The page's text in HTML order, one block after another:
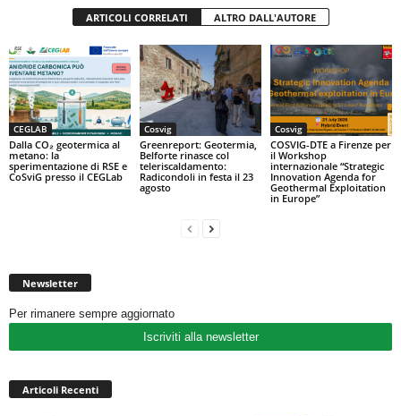
ARTICOLI CORRELATI ALTRO DALL'AUTORE
CEGLAB
Dalla CO₂ geotermica al
metano: la
sperimentazione di RSE e
CoSviG presso il CEGLab
Cosvig
Greenreport: Geotermia,
Belforte rinasce col
teleriscaldamento:
Radicondoli in festa il 23
agosto
Cosvig
COSVIG-DTE a Firenze per
il Workshop
internazionale “Strategic
Innovation Agenda for
Geothermal Exploitation
in Europe”
Newsletter
Per rimanere sempre aggiornato
Iscriviti alla newsletter
Articoli Recenti